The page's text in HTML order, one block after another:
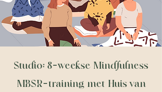
Studio: 8-weekse Mindfulness
MBSR-training met Huis van